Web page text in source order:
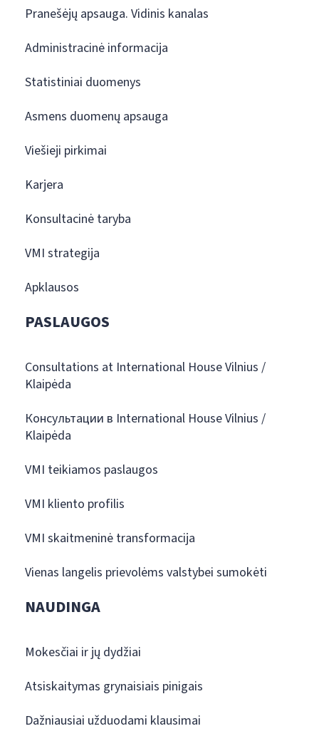
Pranešėjų apsauga. Vidinis kanalas
Administracinė informacija
Statistiniai duomenys
Asmens duomenų apsauga
Viešieji pirkimai
Karjera
Konsultacinė taryba
VMI strategija
Apklausos
PASLAUGOS
Consultations at International House Vilnius /
Klaipėda
Консультации в International House Vilnius /
Klaipėda
VMI teikiamos paslaugos
VMI kliento profilis
VMI skaitmeninė transformacija
Vienas langelis prievolėms valstybei sumokėti
NAUDINGA
Mokesčiai ir jų dydžiai
Atsiskaitymas grynaisiais pinigais
Dažniausiai užduodami klausimai